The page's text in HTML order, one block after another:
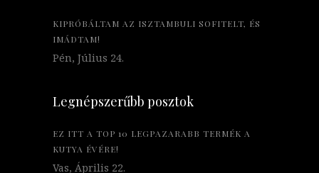
KIPRÓBÁLTAM AZ ISZTAMBULI SOFITELT, ÉS
IMÁDTAM!
Pén, Július 24.
Legnépszerűbb posztok
EZ ITT A TOP 10 LEGPAZARABB TERMÉK A
KUTYA ÉVÉRE!
Vas, Április 22.